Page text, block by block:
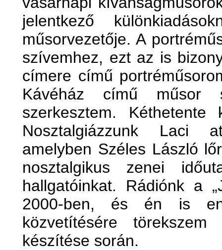
jelentkező
műsorvezetője. A
szívemhez, ezt az is
címere című
Kávéház című
szerkesztem. Kéthetente
Nosztalgiázzunk Laci
amelyben Széles László
nosztalgikus zenei
hallgatóinkat. Rádiónk a
2000-ben, és én is
közvetítésére
készítése során.